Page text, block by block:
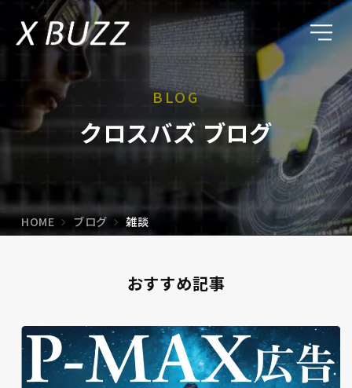
BLOG
クロスバズ ブログ
HOME ブログ 雑談
おすすめ記事
リスティングブログ